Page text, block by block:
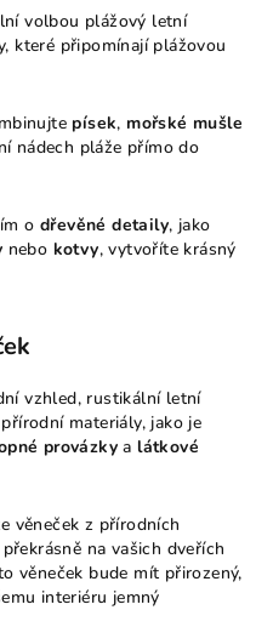
volbou plážový letní
které připomínají plážovou
písek, mořské mušle
nádech pláže přímo do
odřevěné detaily, jako
nebo kotvy, vytvoříte krásný
vzhled, rustikální letní
materiály, jako je
provázky a látkové
věneček z přírodních
na vašich dveřích
věneček bude mít přirozený,
interiéru jemný